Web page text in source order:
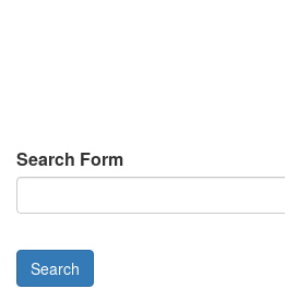
Search Form
Search